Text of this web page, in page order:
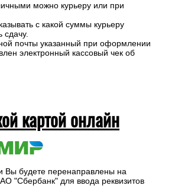
можно курьеру или при
с какой суммы курьеру
сдачу.
почты указанный при оформлении
электронный кассовый чек об
картой онлайн
Вы будете перенаправлены на
"Сбербанк" для ввода реквизитов